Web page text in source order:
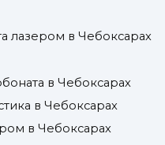
лазером в Чебоксарах
в Чебоксарах
в Чебоксарах
в Чебоксарах